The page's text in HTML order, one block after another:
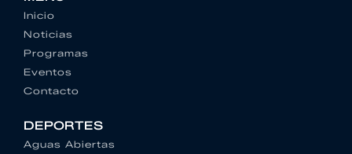
Inicio
Noticias
Programas
Eventos
Contacto
DEPORTES
Aguas Abiertas